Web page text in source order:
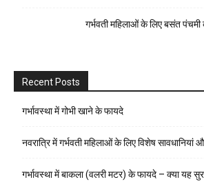
गर्भवती महिलाओं के लिए बसंत पंचमी
Recent Posts
गर्भावस्था में गोभी खाने के फायदे
नवरात्रि में गर्भवती महिलाओं के लिए विशेष सावधानियां
गर्भावस्था में बाकला (वलरी मटर) के फायदे – क्या यह